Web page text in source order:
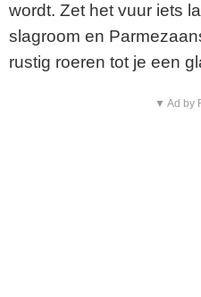
wordt. Zet het vuur iets
slagroom en
rustig roeren tot je een
▼ Ad by